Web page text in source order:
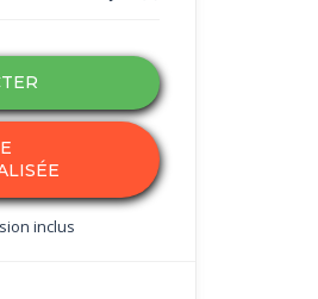
inclus